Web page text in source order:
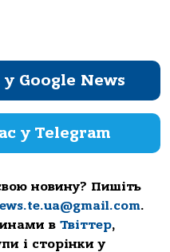
Google News
у Telegram
новину? Пишіть
.
в Твіттер,
і сторінки у